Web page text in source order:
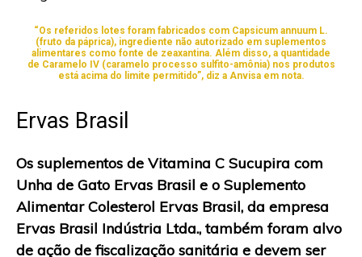
“Os referidos lotes foram fabricados com Capsicum annuum L.
(fruto da páprica), ingrediente não autorizado em suplementos
alimentares como fonte de zeaxantina. Além disso, a quantidade
de Caramelo IV (caramelo processo sulfito-amônia) nos produtos
está acima do limite permitido”, diz a Anvisa em nota.
Ervas Brasil
Os suplementos de Vitamina C Sucupira com
Unha de Gato Ervas Brasil e o Suplemento
Alimentar Colesterol Ervas Brasil, da empresa
Ervas Brasil Indústria Ltda., também foram alvo
de ação de fiscalização sanitária e devem ser